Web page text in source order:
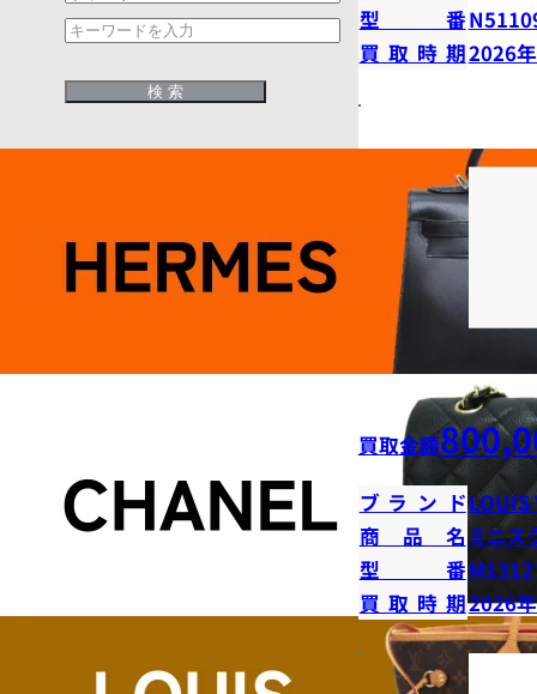
型番
買取時期2026
買取金額
ブランドLOUIS
商品名ミニス
型番
買取時期2026